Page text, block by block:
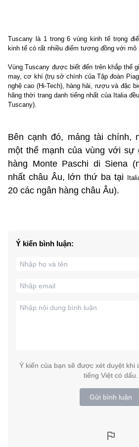
Tuscany là 1 trong 6 vùng kinh tế trọng
kinh tế có rất nhiều điểm tương đồng với mô
Vùng Tuscany được biết đến trên khắp thế
may, cơ khí (trụ sở chính của Tập đoàn
nghệ cao (Hi-Tech), hàng hải, rượu và đặc
hãng thời trang danh tiếng nhất của Italia
Tuscany).
Bên cạnh đó, mảng tài chính,
một thế mạnh của vùng với sự
hàng Monte Paschi di Siena
nhất châu Âu, lớn thứ ba tại
20 các ngân hàng châu Âu).
Ý kiến bình luận:
Ý kiến của bạn sẽ được xét duyệt khi
tiếng Việt có dấu.
Gửi bình luận